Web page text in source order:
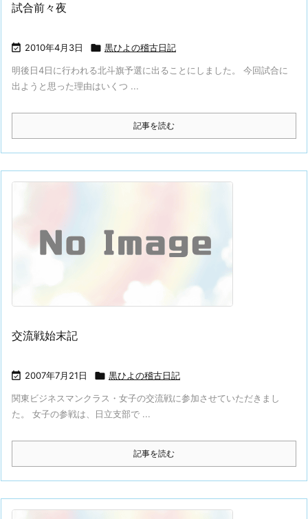
試合前々夜
 2010年4月3日  黒ひよの稽古日記
明後日4日に行われる北斗旗予選に出ることにしました。 今回試合に
出ようと思った理由はいくつ ...
記事を読む
交流戦始末記
 2007年7月21日  黒ひよの稽古日記
関東ビジネスマンクラス・女子の交流戦に参加させていただきまし
た。 女子の参戦は、日立支部で ...
記事を読む